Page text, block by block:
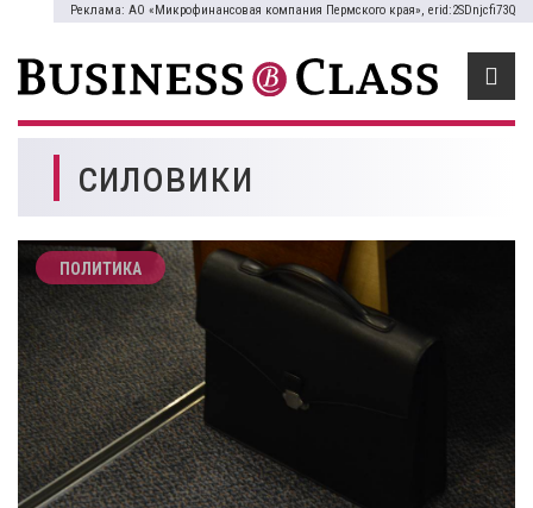
Реклама: АО «Микрофинансовая компания Пермского края», erid:2SDnjcfi73Q
силовики
ПОЛИТИКА